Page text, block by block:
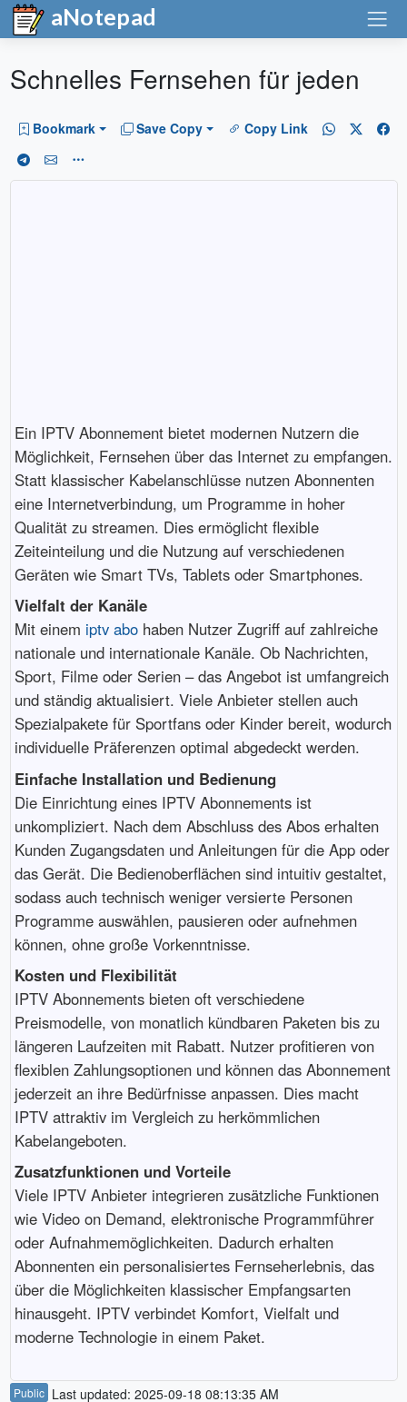
aNotepad
Schnelles Fernsehen für jeden
Bookmark Save Copy Copy Link
Ein IPTV Abonnement bietet modernen Nutzern die
Möglichkeit, Fernsehen über das Internet zu empfangen.
Statt klassischer Kabelanschlüsse nutzen Abonnenten
eine Internetverbindung, um Programme in hoher
Qualität zu streamen. Dies ermöglicht flexible
Zeiteinteilung und die Nutzung auf verschiedenen
Geräten wie Smart TVs, Tablets oder Smartphones.
Vielfalt der Kanäle
Mit einem iptv abohaben Nutzer Zugriff auf zahlreiche
nationale und internationale Kanäle. Ob Nachrichten,
Sport, Filme oder Serien – das Angebot ist umfangreich
und ständig aktualisiert. Viele Anbieter stellen auch
Spezialpakete für Sportfans oder Kinder bereit, wodurch
individuelle Präferenzen optimal abgedeckt werden.
Einfache Installation und Bedienung
Die Einrichtung eines IPTV Abonnements ist
unkompliziert. Nach dem Abschluss des Abos erhalten
Kunden Zugangsdaten und Anleitungen für die App oder
das Gerät. Die Bedienoberflächen sind intuitiv gestaltet,
sodass auch technisch weniger versierte Personen
Programme auswählen, pausieren oder aufnehmen
können, ohne große Vorkenntnisse.
Kosten und Flexibilität
IPTV Abonnements bieten oft verschiedene
Preismodelle, von monatlich kündbaren Paketen bis zu
längeren Laufzeiten mit Rabatt. Nutzer profitieren von
flexiblen Zahlungsoptionen und können das Abonnement
jederzeit an ihre Bedürfnisse anpassen. Dies macht
IPTV attraktiv im Vergleich zu herkömmlichen
Kabelangeboten.
Zusatzfunktionen und Vorteile
Viele IPTV Anbieter integrieren zusätzliche Funktionen
wie Video on Demand, elektronische Programmführer
oder Aufnahmemöglichkeiten. Dadurch erhalten
Abonnenten ein personalisiertes Fernseherlebnis, das
über die Möglichkeiten klassischer Empfangsarten
hinausgeht. IPTV verbindet Komfort, Vielfalt und
moderne Technologie in einem Paket.
Public Last updated: 2025-09-18 08:13:35 AM